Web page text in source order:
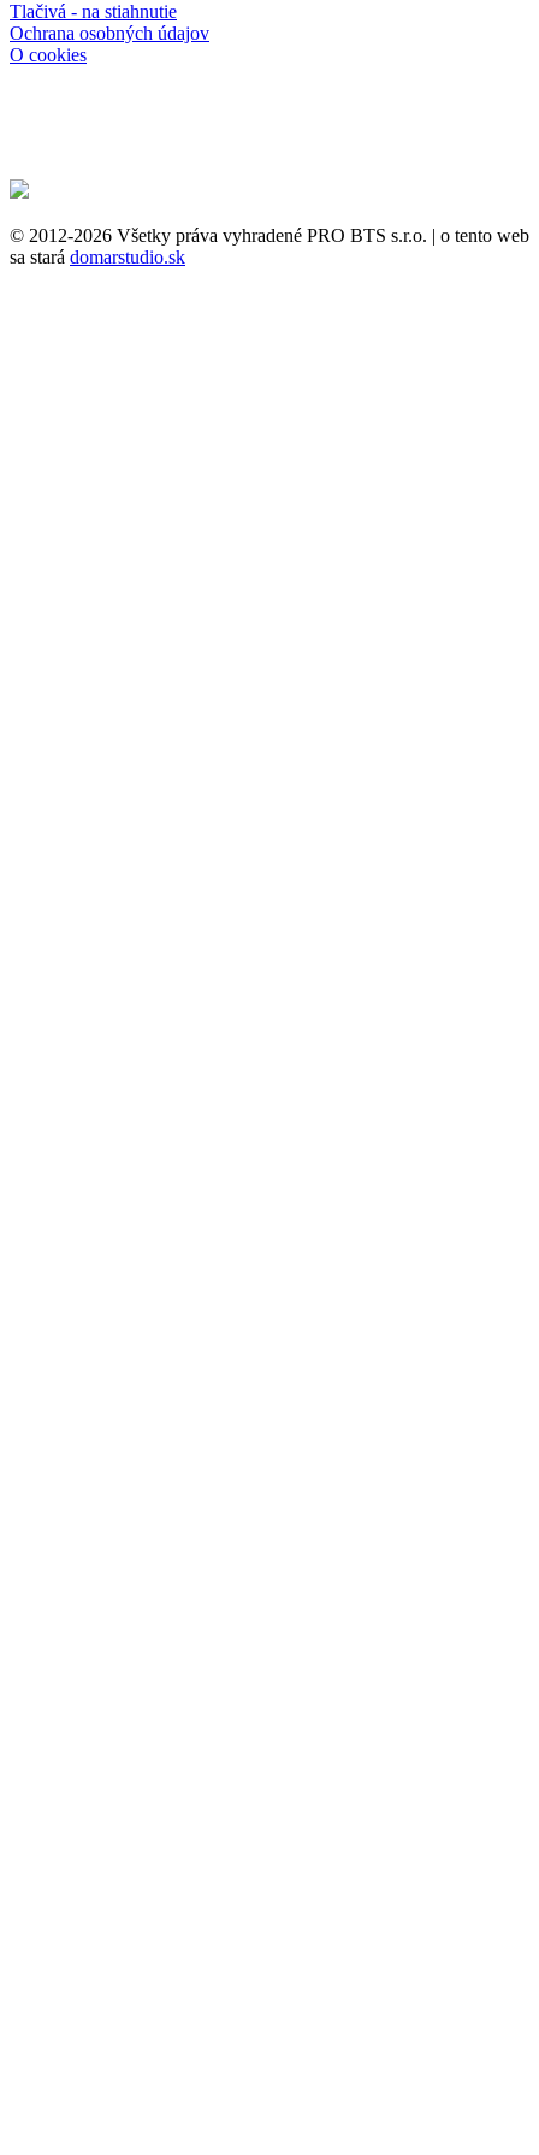
Tlačivá - na stiahnutie
Ochrana osobných údajov
O cookies
© 2012-2026 Všetky práva vyhradené PRO BTS s.r.o. | o tento web
sa stará domarstudio.sk